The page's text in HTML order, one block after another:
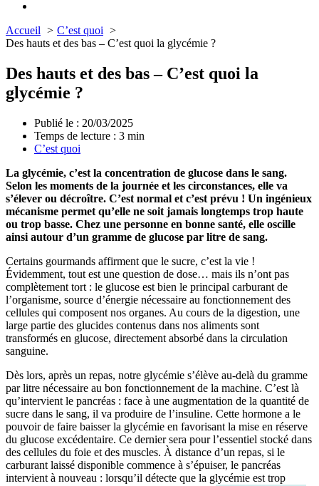
Accueil
C’est quoi
Des hauts et des bas – C’est quoi la glycémie ?
Des hauts et des bas – C’est quoi la
glycémie ?
Publié le : 20/03/2025
Temps de lecture : 3 min
C’est quoi
La glycémie, c’est la concentration de glucose dans le sang.
Selon les moments de la journée et les circonstances, elle va
s’élever ou décroître. C’est normal et c’est prévu ! Un ingénieux
mécanisme permet qu’elle ne soit jamais longtemps trop haute
ou trop basse. Chez une personne en bonne santé, elle oscille
ainsi autour d’un gramme de glucose par litre de sang.
Certains gourmands affirment que le sucre, c’est la vie !
Évidemment, tout est une question de dose… mais ils n’ont pas
complètement tort : le glucose est bien le principal carburant de
l’organisme, source d’énergie nécessaire au fonctionnement des
cellules qui composent nos organes. Au cours de la digestion, une
large partie des glucides contenus dans nos aliments sont
transformés en glucose, directement absorbé dans la circulation
sanguine.
Dès lors, après un repas, notre glycémie s’élève au-delà du gramme
par litre nécessaire au bon fonctionnement de la machine. C’est là
qu’intervient le pancréas : face à une augmentation de la quantité de
sucre dans le sang, il va produire de l’insuline. Cette hormone a le
pouvoir de faire baisser la glycémie en favorisant la mise en réserve
du glucose excédentaire. Ce dernier sera pour l’essentiel stocké dans
des cellules du foie et des muscles. À distance d’un repas, si le
carburant laissé disponible commence à s’épuiser, le pancréas
intervient à nouveau : lorsqu’il détecte que la glycémie est trop